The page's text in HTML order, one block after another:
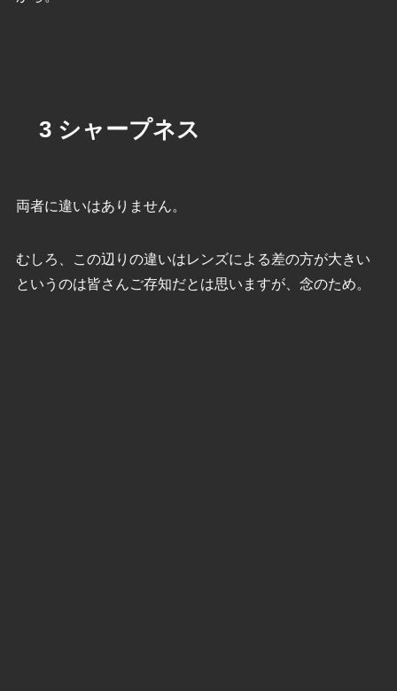
3 シャープネス
両者に違いはありません。
むしろ、この辺りの違いはレンズによる差の方が大きい
というのは皆さんご存知だとは思いますが、念のため。